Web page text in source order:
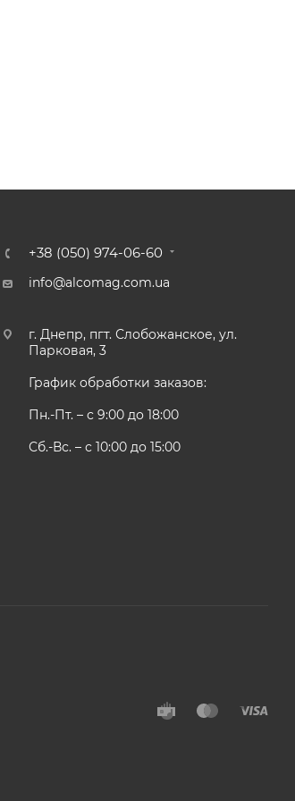
+38 (050) 974-06-60
info@alcomag.com.ua
г. Днепр, пгт. Слобожанское, ул.
Парковая, 3
График обработки заказов:
Пн.-Пт. – с 9:00 до 18:00
Сб.-Вс. – с 10:00 до 15:00